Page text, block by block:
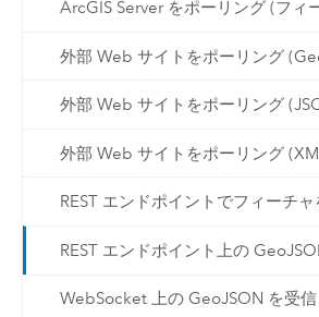
ArcGIS Server をポーリング (フィ
外部 Web サイトをポーリング
外部 Web サイトをポーリング
外部 Web サイトをポーリング
REST エンドポイントでフィーチ
REST エンドポイント上の
WebSocket 上の GeoJSON を受信